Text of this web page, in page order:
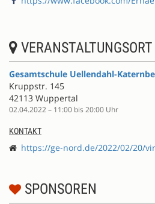
VERANSTALTUNGSORT
Gesamtschule Uellendahl-
Kruppstr. 145
42113 Wuppertal
02.04.2022 – 11:00 bis 20:00 Uhr
KONTAKT
https://ge-nord.de/2022/02/20/virtueller-
SPONSOREN